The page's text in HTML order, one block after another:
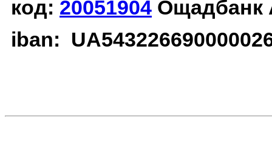
код: 20051904 Ощадбанк
iban: